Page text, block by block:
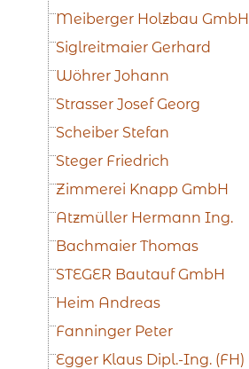
Meiberger Holzbau GmbH
Siglreitmaier Gerhard
Wöhrer Johann
Strasser Josef Georg
Scheiber Stefan
Steger Friedrich
Zimmerei Knapp GmbH
Atzmüller Hermann Ing.
Bachmaier Thomas
STEGER Bautauf GmbH
Heim Andreas
Fanninger Peter
Egger Klaus Dipl.-Ing. (FH)